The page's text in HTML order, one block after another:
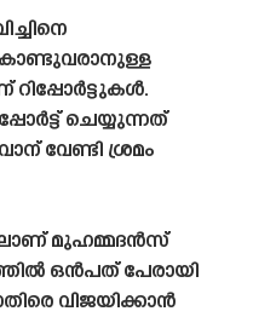
ചെയ്യുന്നത്
വേണ്ടി ശ്രമം
മുഹമ്മദൻസ്
ഒൻപത് പേരായി
വിജയിക്കാൻ